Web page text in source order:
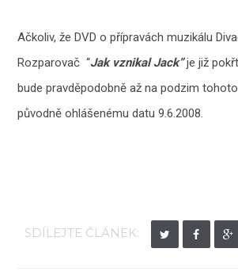
Ačkoliv, že DVD o přípravách muzikálu
Rozparovač “Jak vznikal Jack”je již
bude pravděpodobně až na podzim
původně ohlášenému datu 9.6.2008.
SDÍLEJTE ČLÁNEK: